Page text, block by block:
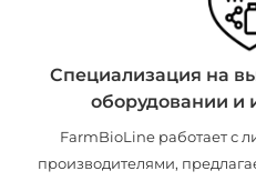
Специализация на
оборудовании и
FarmBioLine работает
производителями,